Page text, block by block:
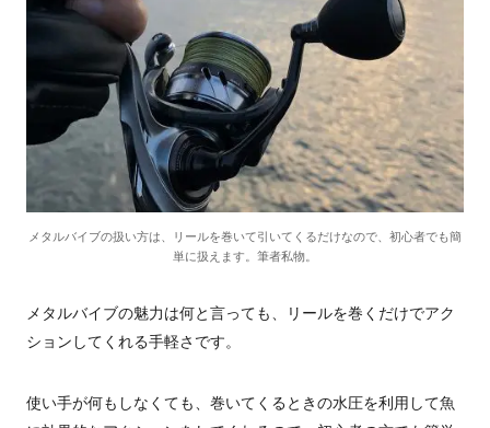
メタルバイブの扱い方は、リールを巻いて引いてくるだけなので、初心者でも簡
単に扱えます。筆者私物。
メタルバイブの魅力は何と言っても、リールを巻くだけでアク
ションしてくれる手軽さです。
使い手が何もしなくても、巻いてくるときの水圧を利用して魚